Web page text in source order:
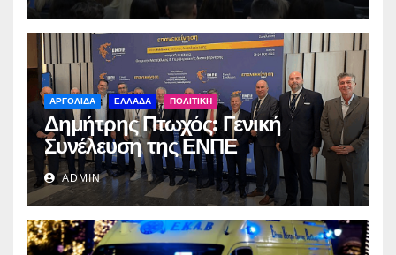
ΑΡΓΟΛΙΔΑ ΕΛΛΑΔΑ ΠΟΛΙΤΙΚΗ
Δημήτρης Πτωχός: Γενική
Συνέλευση της ΕΝΠΕ
ADMIN